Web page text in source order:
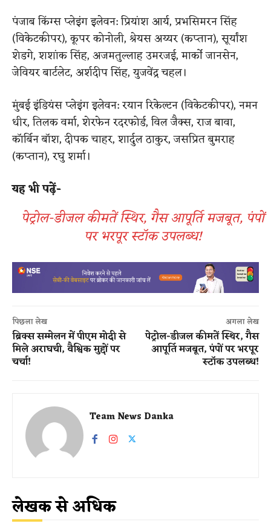
पंजाब किंग्स प्लेइंग इलेवन: प्रियांश आर्य, प्रभसिमरन सिंह
(विकेटकीपर), कूपर कोनोली, श्रेयस अय्यर (कप्तान), सूर्यांश
शेडगे, शशांक सिंह, अजमतुल्लाह उमरजई, मार्को जानसेन,
जेवियर बार्टलेट, अर्शदीप सिंह, युजवेंद्र चहल।
मुंबई इंडियंस प्लेइंग इलेवन: रयान रिकेल्टन (विकेटकीपर), नमन
धीर, तिलक वर्मा, शेरफेन रदरफोर्ड, विल जैक्स, राज बावा,
कॉर्बिन बॉश, दीपक चाहर, शार्दुल ठाकुर, जसप्रित बुमराह
(कप्तान), रघु शर्मा।
यह भी पढ़ें-
पेट्रोल-डीजल कीमतें स्थिर, गैस आपूर्ति मजबूत, पंपों
पर भरपूर स्टॉक उपलब्ध!
पिछला लेख
ब्रिक्स सम्मेलन में पीएम मोदी से
मिले अराघची, वैश्विक मुद्दों पर
चर्चा!
अगला लेख
पेट्रोल-डीजल कीमतें स्थिर, गैस
आपूर्ति मजबूत, पंपों पर भरपूर
स्टॉक उपलब्ध!
Team News Danka
लेखक से अधिक